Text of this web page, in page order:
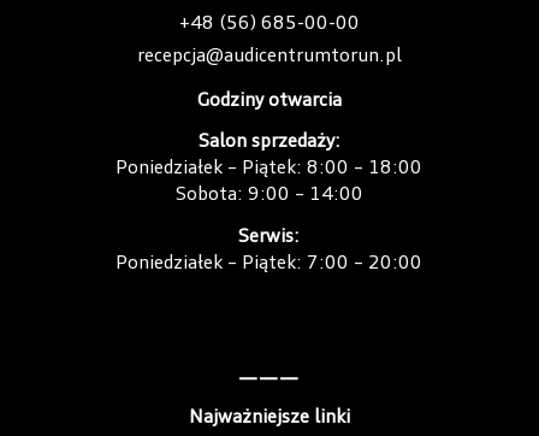
+48 (56) 685-00-00
recepcja@audicentrumtorun.pl
Godziny otwarcia
Salon sprzedaży:
Poniedziałek – Piątek: 8:00 – 18:00
Sobota: 9:00 – 14:00
Serwis:
Poniedziałek – Piątek: 7:00 – 20:00
———
Najważniejsze linki